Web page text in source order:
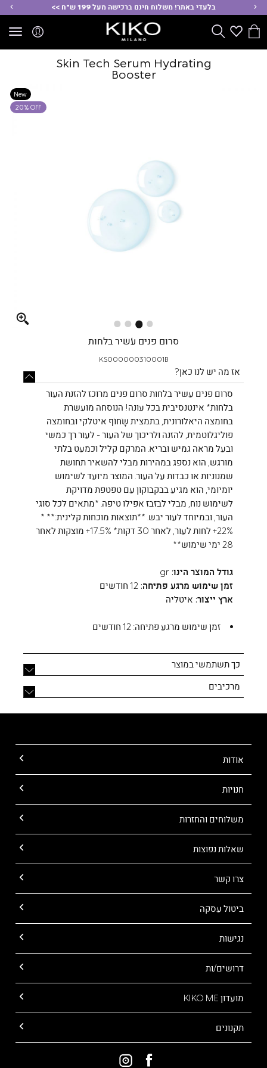
בלעדי באתר! משלוח חינם ברכישה מעל 199 ש"ח >>
הסל
Wishlistחפש
Full
New
20% OFF
Skin Tech Serum Hydrating
Booster
סרום פנים עשיר בלחות
KS000000310001B
אז מה יש לנו כאן?
כך תשתמשי במוצר
מרכיבים
סרום פנים עשיר בלחות סרום פנים מרוכז להזנת העור
בלחות* אינטנסיבית בכל עונה! הנוסחה מועשרת
בחומצה היאלורונית, בתמצית שָׂחוֹף איטלקי ובחומצה
פוליגלוטמית, להזנה ולריכוך של העור - לעור רך כמשי
ובעל מראה גמיש ובריא. המרקם קליל וכמעט בלתי
מורגש, הוא נספג במהירות מבלי להשאיר תחושת
שמנוניות או כבדות על העור. המוצר מיועד לשימוש
יומיומי, הוא מגיע בבקבוקון עם טפטפת מדויקת
לשימוש נוח, מבלי לבזבז אפילו טיפה. *מתאים לכל סוגי
העור, ובמיוחד לעור יבש. **תוצאות מוכחות קלינית:** *
‎+22%‎ לחות לעור, לאחר 30 דקות* ‎+17.5%‎ מוצקות לאחר
28 ימי שימוש**
גודל המוצר הינו:gr
זמן שימוש מרגע פתיחה: 12 חודשים
ארץ ייצור: איטליה
זמן שימוש מרגע פתיחה: 12 חודשים
אודות
חנויות
משלוחים והחזרות
שאלות נפוצות
צרו קשר
ביטול עסקה
נגישות
דרושים/ות
מועדון KIKO ME
תקנונים